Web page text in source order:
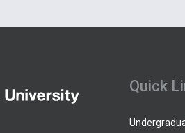
Quick